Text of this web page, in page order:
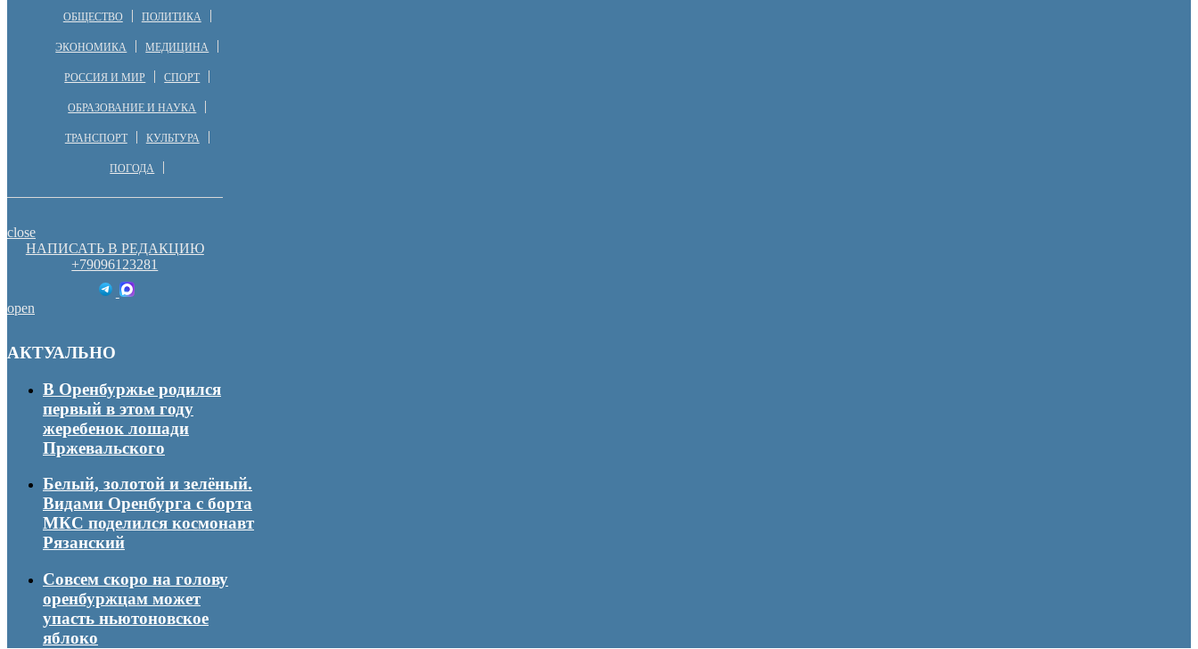
ОБЩЕСТВО ПОЛИТИКА
ЭКОНОМИКА МЕДИЦИНА
РОССИЯ И МИР СПОРТ
ОБРАЗОВАНИЕ И НАУКА
ТРАНСПОРТ КУЛЬТУРА
ПОГОДА
close
НАПИСАТЬ В РЕДАКЦИЮ
+79096123281
open
АКТУАЛЬНО
В Оренбуржье родился
первый в этом году
жеребенок лошади
Пржевальского
Белый, золотой и зелёный.
Видами Оренбурга с борта
МКС поделился космонавт
Рязанский
Совсем скоро на голову
оренбуржцам может
упасть ньютоновское
яблоко